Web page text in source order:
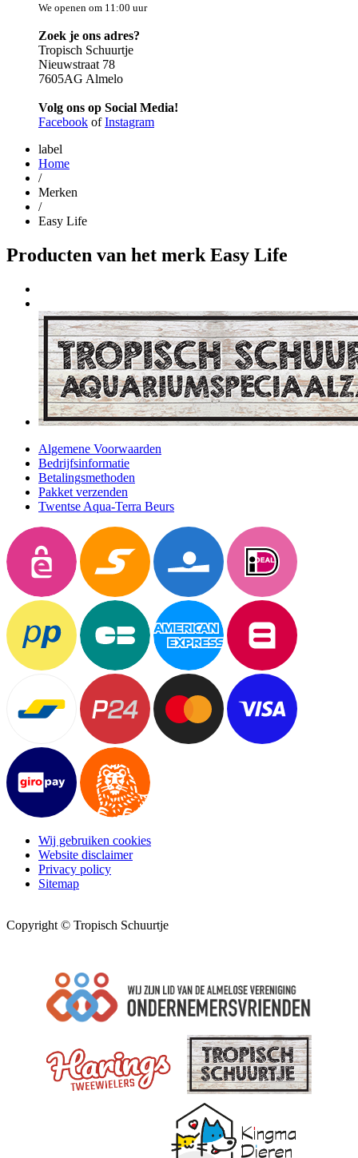
We openen om 11:00 uur
Zoek je ons adres?
Tropisch Schuurtje
Nieuwstraat 78
7605AG Almelo
Volg ons op Social Media!
Facebook ofInstagram
label
Home
/
Merken
/
Easy Life
Producten van het merk Easy Life
Algemene Voorwaarden
Bedrijfsinformatie
Betalingsmethoden
Pakket verzenden
Twentse Aqua-Terra Beurs
Wij gebruiken cookies
Website disclaimer
Privacy policy
Sitemap
Copyright © Tropisch Schuurtje